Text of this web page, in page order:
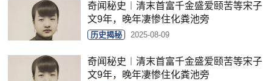
奇闻秘史︱清末首富千金盛爱颐苦等宋子
文9年，晚年凄惨住化粪池旁
历史揭秘 2025-08-09
奇闻秘史︱清末首富千金盛爱颐苦等宋子
文9年，晚年凄惨住化粪池旁